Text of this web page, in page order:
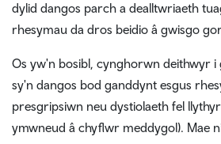
dylid dangos parch a dealltwriaeth
rhesymau da dros beidio â gwisgo
Os yw'n bosibl, cynghorwn deithwyr
sy'n dangos bod ganddynt esgus
presgripsiwn neu dystiolaeth fel
ymwneud â chyflwr meddygol). Mae